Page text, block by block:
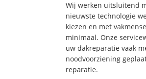
Wij werken uitsluitend
nieuwste technologie
kiezen en met
minimaal. Onze
uw dakreparatie vaak
noodvoorziening
reparatie.